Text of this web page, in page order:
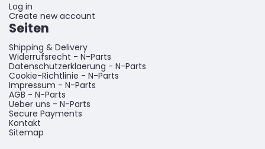
Log in
Create new account
Seiten
Shipping & Delivery
Widerrufsrecht - N-Parts
Datenschutzerklaerung - N-Parts
Cookie-Richtlinie - N-Parts
Impressum - N-Parts
AGB - N-Parts
Ueber uns - N-Parts
Secure Payments
Kontakt
Sitemap